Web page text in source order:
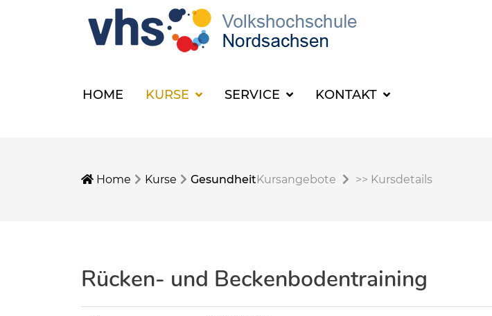
HOME KURSE SERVICE KONTAKT
Home Kurse GesundheitKursangebote >> Kursdetails
Rücken- und Beckenbodentraining